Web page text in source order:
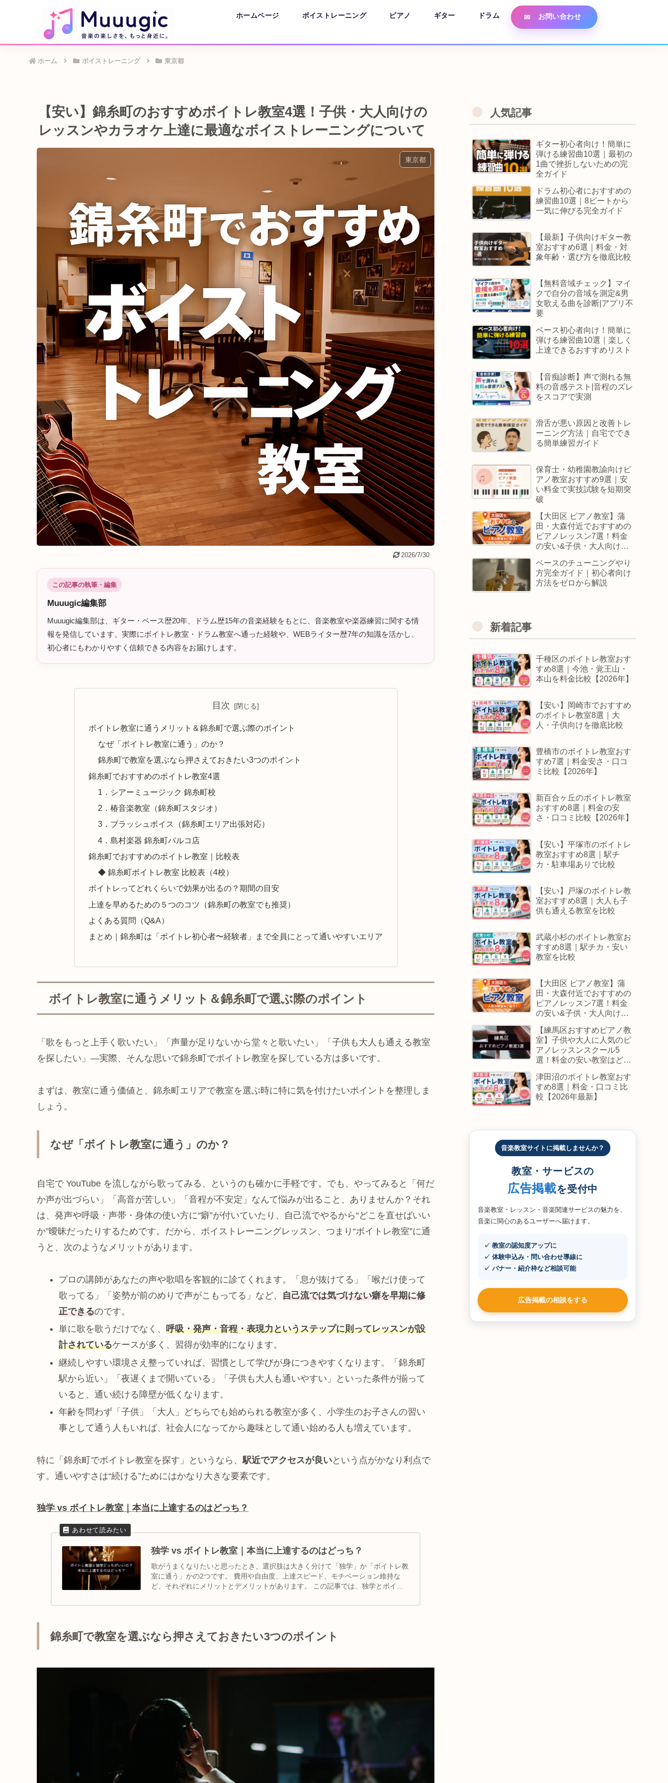
ホームページ ボイストレーニング ピアノ ギター ドラム お問い合わせ
ホーム ボイストレーニング 東京都
【安い】錦糸町のおすすめボイトレ教室4選！子供・大人向けの
レッスンやカラオケ上達に最適なボイストレーニングについて
東京都
2026/7/30
この記事の執筆・編集
Muuugic編集部
Muuugic編集部は、ギター・ベース歴20年、ドラム歴15年の音楽経験をもとに、音楽教室や楽器練習に関する情
報を発信しています。実際にボイトレ教室・ドラム教室へ通った経験や、WEBライター歴7年の知識を活かし、
初心者にもわかりやすく信頼できる内容をお届けします。
目次
ボイトレ教室に通うメリット＆錦糸町で選ぶ際のポイント
なぜ「ボイトレ教室に通う」のか？
錦糸町で教室を選ぶなら押さえておきたい3つのポイント
錦糸町でおすすめのボイトレ教室4選
1．シアーミュージック 錦糸町校
2．椿音楽教室（錦糸町スタジオ）
3．ブラッシュボイス（錦糸町エリア出張対応）
4．島村楽器 錦糸町パルコ店
錦糸町でおすすめのボイトレ教室｜比較表
◆ 錦糸町ボイトレ教室 比較表（4校）
ボイトレってどれくらいで効果が出るの？期間の目安
上達を早めるための５つのコツ（錦糸町の教室でも推奨）
よくある質問（Q&A）
まとめ｜錦糸町は「ボイトレ初心者〜経験者」まで全員にとって通いやすいエリア
ボイトレ教室に通うメリット＆錦糸町で選ぶ際のポイント
「歌をもっと上手く歌いたい」「声量が足りないから堂々と歌いたい」「子供も大人も通える教室
を探したい」―実際、そんな思いで錦糸町でボイトレ教室を探している方は多いです。
まずは、教室に通う価値と、錦糸町エリアで教室を選ぶ時に特に気を付けたいポイントを整理しま
しょう。
なぜ「ボイトレ教室に通う」のか？
自宅で YouTube を流しながら歌ってみる、というのも確かに手軽です。でも、やってみると「何だ
か声が出づらい」「高音が苦しい」「音程が不安定」なんて悩みが出ること、ありませんか？それ
は、発声や呼吸・声帯・身体の使い方に“癖”が付いていたり、自己流でやるから“どこを直せばいい
か”曖昧だったりするためです。だから、ボイストレーニングレッスン、つまり“ボイトレ教室”に通
うと、次のようなメリットがあります。
プロの講師があなたの声や歌唱を客観的に診てくれます。「息が抜けてる」「喉だけ使って
歌ってる」「姿勢が前のめりで声がこもってる」など、 自己流では気づけない癖を早期に修
正できるのです。
単に歌を歌うだけでなく、 呼吸・発声・音程・表現力というステップに則ってレッスンが設
計されているケースが多く、習得が効率的になります。
継続しやすい環境さえ整っていれば、習慣として学びが身につきやすくなります。「錦糸町
駅から近い」「夜遅くまで開いている」「子供も大人も通いやすい」といった条件が揃って
いると、通い続ける障壁が低くなります。
年齢を問わず「子供」「大人」どちらでも始められる教室が多く、小学生のお子さんの習い
事として通う人もいれば、社会人になってから趣味として通い始める人も増えています。
特に「錦糸町でボイトレ教室を探す」というなら、駅近でアクセスが良いという点がかなり利点で
す。通いやすさは“続ける”ためにはかなり大きな要素です。
独学 vs ボイトレ教室｜本当に上達するのはどっち？
独学 vs ボイトレ教室｜本当に上達するのはどっち？
歌がうまくなりたいと思ったとき、選択肢は大きく分けて「独学」か「ボイトレ教
室に通う」かの2つです。 費用や自由度、上達スピード、モチベーション維持な
ど、それぞれにメリットとデメリットがあります。 この記事では、独学とボイト
説します。
錦糸町で教室を選ぶなら押さえておきたい3つのポイント
人気記事
ギター初心者向け！簡単に
弾ける練習曲10選｜最初の
1曲で挫折しないための完
全ガイド
ドラム初心者におすすめの
練習曲10選｜8ビートから
一気に伸びる完全ガイド
【最新】子供向けギター教
室おすすめ6選｜料金・対
象年齢・選び方を徹底比較
【無料音域チェック】マイ
クで自分の音域を測定&男
女歌える曲を診断|アプリ不
要
ベース初心者向け！簡単に
弾ける練習曲10選｜楽しく
上達できるおすすめリスト
【音痴診断】声で測れる無
料の音感テスト|音程のズレ
をスコアで実測
滑舌が悪い原因と改善トレ
ーニング方法｜自宅ででき
る簡単練習ガイド
保育士・幼稚園教諭向けピ
アノ教室おすすめ9選｜安
い料金で実技試験を短期突
破
【大田区 ピアノ教室】蒲
田・大森付近でおすすめの
ピアノレッスン7選！料金
の安い&子供・大人向けス
ベースのチューニングやり
方完全ガイド｜初心者向け
方法をゼロから解説
新着記事
千種区のボイトレ教室おす
すめ8選｜今池・覚王山・
本山を料金比較【2026年】
【安い】岡崎市でおすすめ
のボイトレ教室8選｜大
人・子供向けを徹底比較
豊橋市のボイトレ教室おす
すめ7選｜料金安さ・口コ
ミ比較【2026年】
新百合ヶ丘のボイトレ教室
おすすめ8選｜料金の安
さ・口コミ比較【2026年】
【安い】平塚市のボイトレ
教室おすすめ8選｜駅チ
カ・駐車場ありで比較
【安い】戸塚のボイトレ教
室おすすめ8選｜大人も子
供も通える教室を比較
武蔵小杉のボイトレ教室お
すすめ8選｜駅チカ・安い
教室を比較
【大田区 ピアノ教室】蒲
田・大森付近でおすすめの
ピアノレッスン7選！料金
の安い&子供・大人向けス
【練馬区おすすめピアノ教
室】子供や大人に人気のピ
アノレッスンスクール5
選！料金の安い教室はど
津田沼のボイトレ教室おす
すめ8選｜料金・口コミ比
較【2026年最新】
音楽教室サイトに掲載しませんか？
教室・サービスの
広告掲載を受付中
音楽教室・レッスン・音楽関連サービスの魅力を、
音楽に関心のあるユーザーへ届けます。
✓ 教室の認知度アップに
✓ 体験申込み・問い合わせ導線に
✓ バナー・紹介枠など相談可能
広告掲載の相談をする